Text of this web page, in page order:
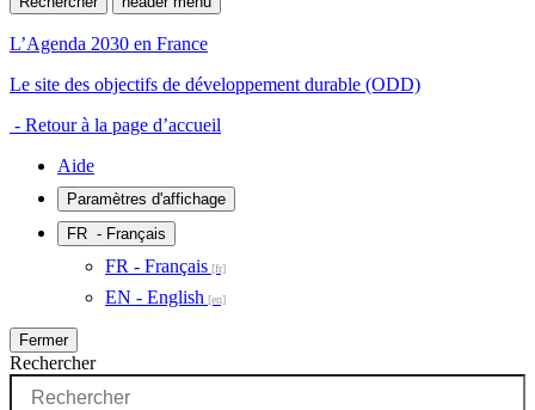
L’Agenda 2030 en France
Le site des objectifs de développement durable (ODD)
- Retour à la page d’accueil
Aide
Paramètres d'affichage
FR - Français
FR - Français
EN - English
Fermer
Rechercher